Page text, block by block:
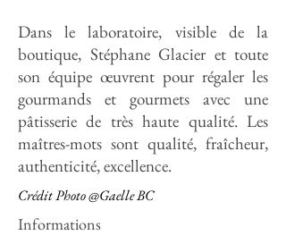
Dans le laboratoire, visible de la
boutique, Stéphane Glacier et toute
son équipe œuvrent pour régaler les
gourmands et gourmets avec une
pâtisserie de très haute qualité. Les
maîtres-mots sont qualité, fraîcheur,
authenticité, excellence.
Crédit Photo @Gaelle BC
Informations